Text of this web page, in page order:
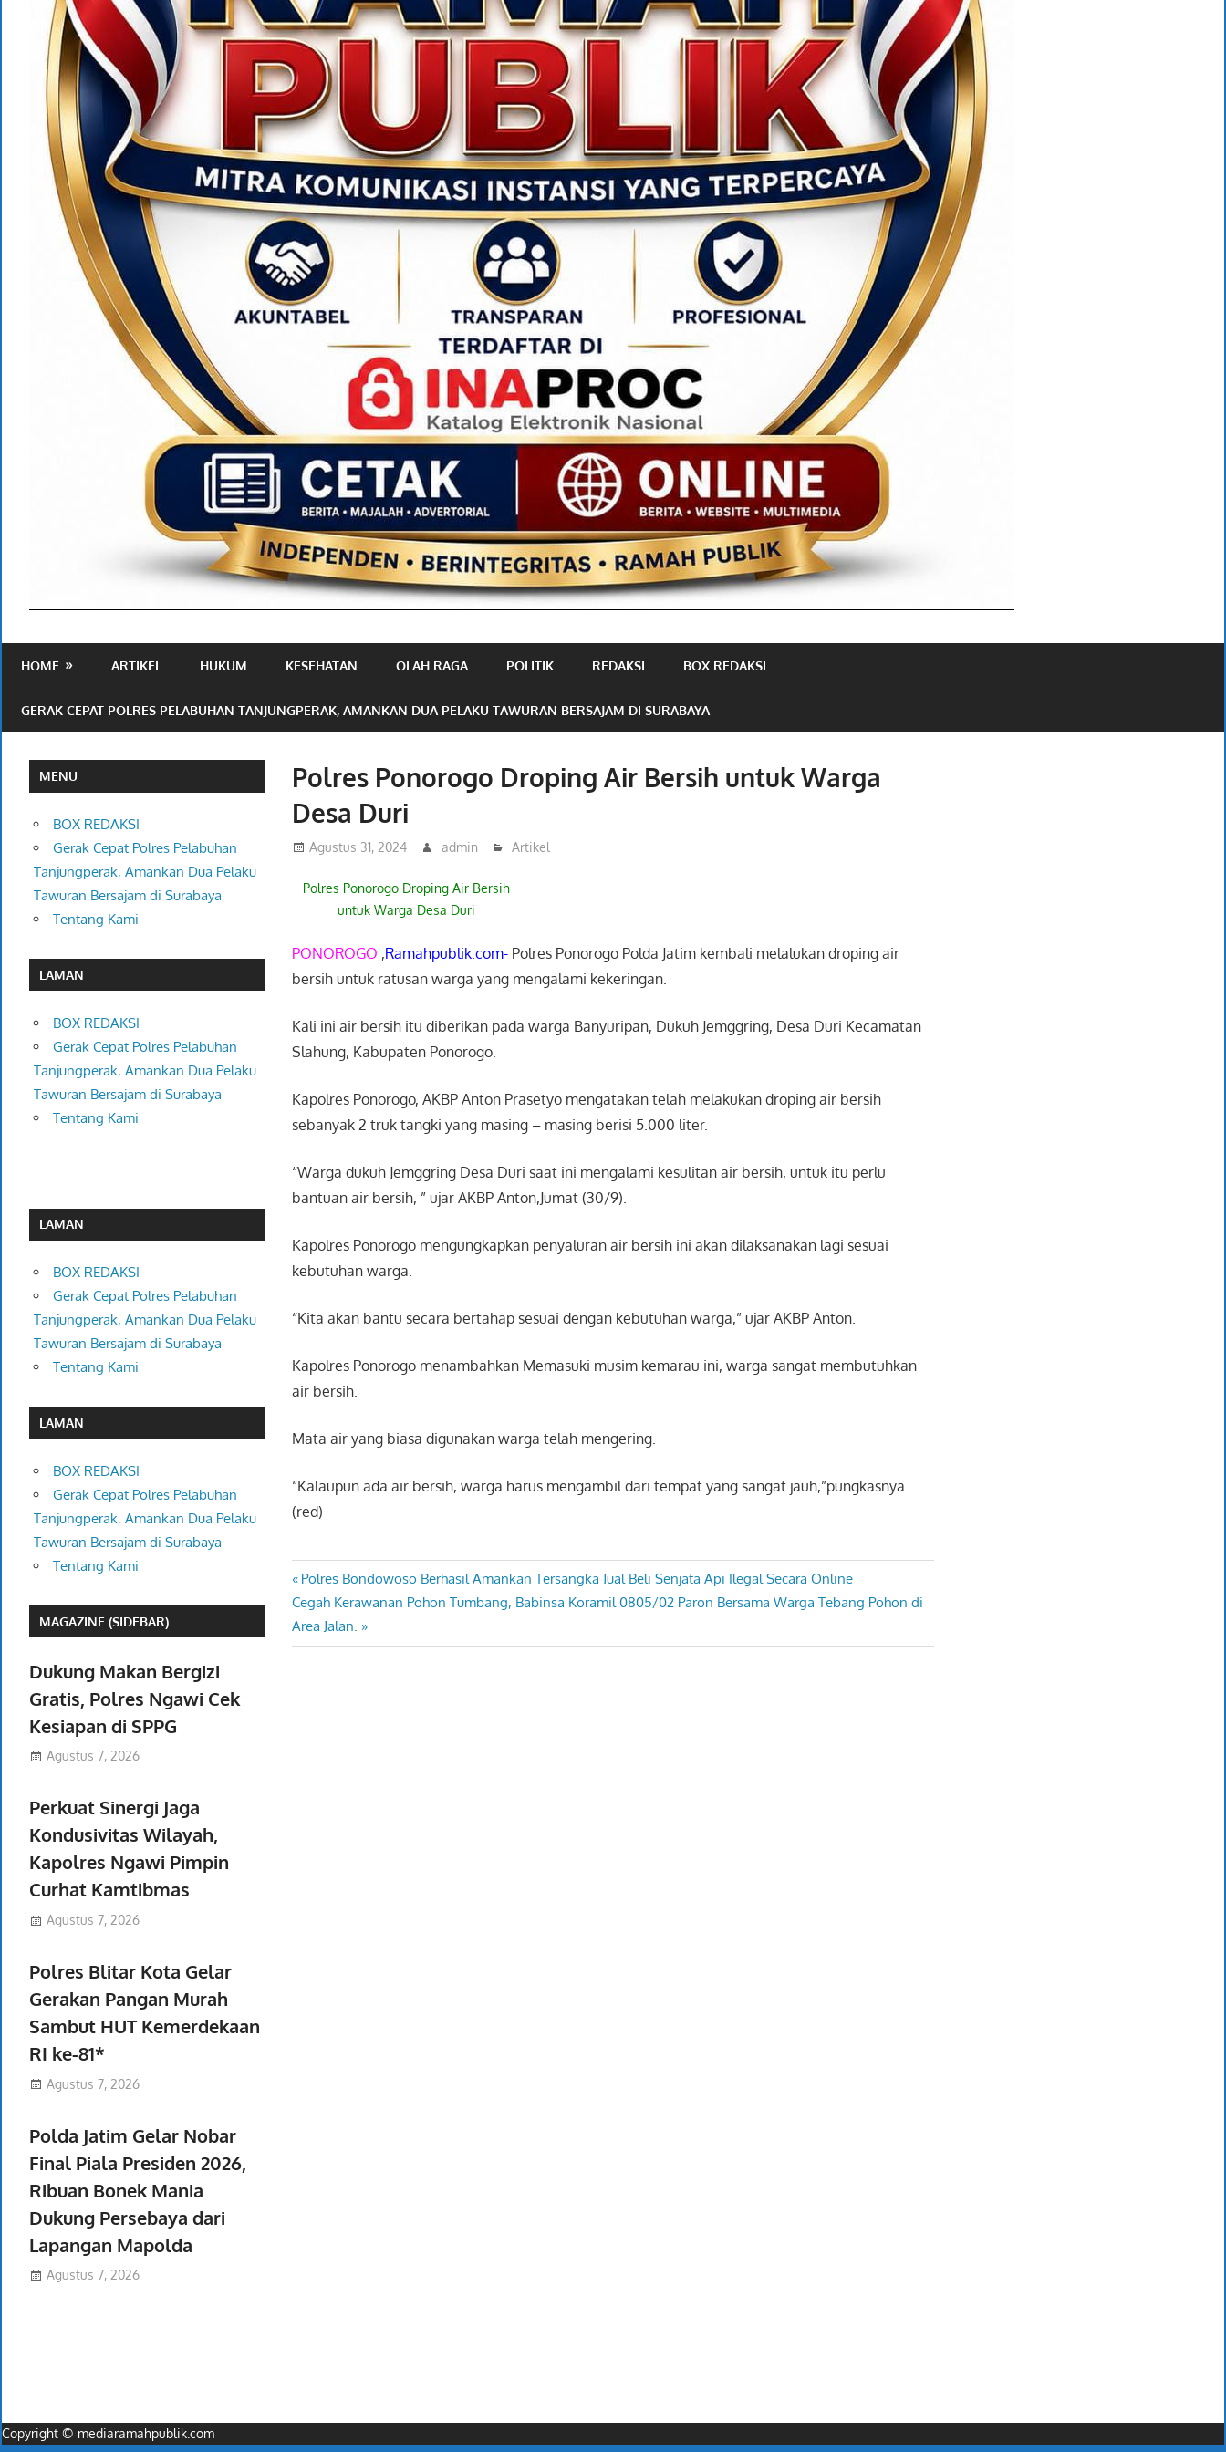
Publik
HOME ARTIKEL HUKUM KESEHATAN OLAH RAGA POLITIK REDAKSI BOX REDAKSI
GERAK CEPAT POLRES PELABUHAN TANJUNGPERAK, AMANKAN DUA PELAKU TAWURAN BERSAJAM DI SURABAYA
Polres Ponorogo Droping Air Bersih untuk Warga
Desa Duri
Agustus 31, 2024 admin Artikel
Polres Ponorogo Droping Air Bersih
untuk Warga Desa Duri
PONOROGO ,Ramahpublik.com- Polres Ponorogo Polda Jatim kembali melalukan droping air
bersih untuk ratusan warga yang mengalami kekeringan.
Kali ini air bersih itu diberikan pada warga Banyuripan, Dukuh Jemggring, Desa Duri Kecamatan
Slahung, Kabupaten Ponorogo.
Kapolres Ponorogo, AKBP Anton Prasetyo mengatakan telah melakukan droping air bersih
sebanyak 2 truk tangki yang masing – masing berisi 5.000 liter.
“Warga dukuh Jemggring Desa Duri saat ini mengalami kesulitan air bersih, untuk itu perlu
bantuan air bersih, ” ujar AKBP Anton,Jumat (30/9).
Kapolres Ponorogo mengungkapkan penyaluran air bersih ini akan dilaksanakan lagi sesuai
kebutuhan warga.
“Kita akan bantu secara bertahap sesuai dengan kebutuhan warga,” ujar AKBP Anton.
Kapolres Ponorogo menambahkan Memasuki musim kemarau ini, warga sangat membutuhkan
air bersih.
Mata air yang biasa digunakan warga telah mengering.
“Kalaupun ada air bersih, warga harus mengambil dari tempat yang sangat jauh,”pungkasnya .
(red)
Navigasi
pos
Previous
Post:
Polres Bondowoso Berhasil Amankan Tersangka Jual Beli Senjata Api Ilegal Secara Online
Next
Post:
Cegah Kerawanan Pohon Tumbang, Babinsa Koramil 0805/02 Paron Bersama Warga Tebang Pohon di
Area Jalan.
MENU
BOX REDAKSI
Gerak Cepat Polres Pelabuhan
Tanjungperak, Amankan Dua Pelaku
Tawuran Bersajam di Surabaya
Tentang Kami
LAMAN
BOX REDAKSI
Gerak Cepat Polres Pelabuhan
Tanjungperak, Amankan Dua Pelaku
Tawuran Bersajam di Surabaya
Tentang Kami
LAMAN
BOX REDAKSI
Gerak Cepat Polres Pelabuhan
Tanjungperak, Amankan Dua Pelaku
Tawuran Bersajam di Surabaya
Tentang Kami
LAMAN
BOX REDAKSI
Gerak Cepat Polres Pelabuhan
Tanjungperak, Amankan Dua Pelaku
Tawuran Bersajam di Surabaya
Tentang Kami
MAGAZINE (SIDEBAR)
Dukung Makan Bergizi
Gratis, Polres Ngawi Cek
Kesiapan di SPPG
Agustus 7, 2026
Perkuat Sinergi Jaga
Kondusivitas Wilayah,
Kapolres Ngawi Pimpin
Curhat Kamtibmas
Agustus 7, 2026
Polres Blitar Kota Gelar
Gerakan Pangan Murah
Sambut HUT Kemerdekaan
RI ke-81*
Agustus 7, 2026
Polda Jatim Gelar Nobar
Final Piala Presiden 2026,
Ribuan Bonek Mania
Dukung Persebaya dari
Lapangan Mapolda
Agustus 7, 2026
Copyright © mediaramahpublik.com